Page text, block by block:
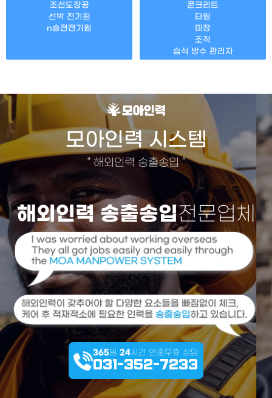
조선도장공
선박 전기원
n송전전기원
콘크리트
타일
미장
조적
습식 방수 관리자
모아인력 시스템
“ 해외인력 송출송입”
해외인력 송출송입전문업체
365일 24시간 연중무휴 상담
031-352-7233